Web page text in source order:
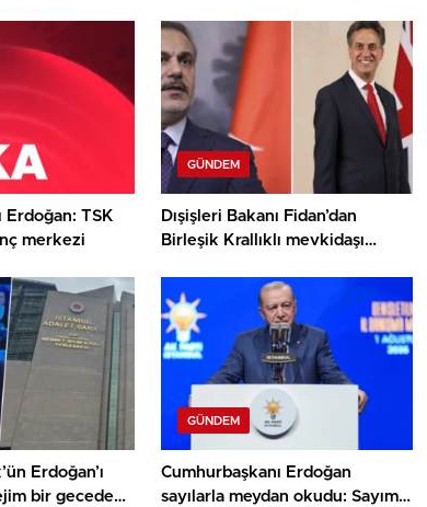
Erdoğan: TSK
merkezi
GÜNDEM
Dışişleri Bakanı Fidan’dan
Birleşik Krallıklı mevkidaşı
Erdoğan’ı
bir gecede
GÜNDEM
Cumhurbaşkanı Erdoğan
sayılarla meydan okudu: Sayımız